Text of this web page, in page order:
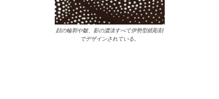
顔の輪郭や皺、影の濃淡すべて伊勢型紙彫刻
でデザインされている。